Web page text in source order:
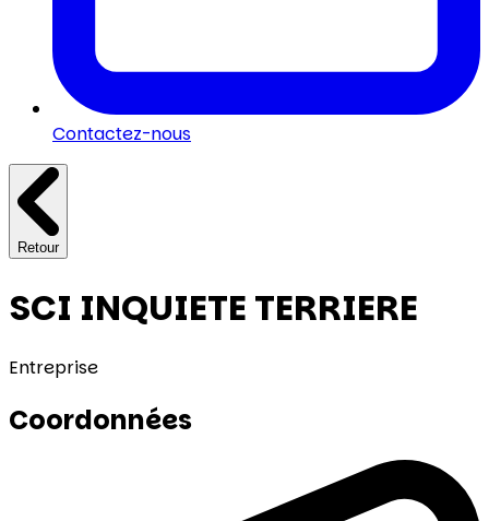
Contactez-nous
Retour
SCI INQUIETE TERRIERE
Entreprise
Coordonnées